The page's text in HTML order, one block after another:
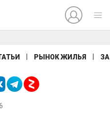
РЫНОК ЖИЛЬЯ